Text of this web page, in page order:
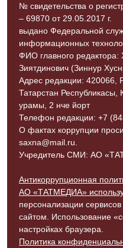
№ свидетельства о
– 69870 от 29.05.2017 г.
выдано Федеральной
информационных
ФИО главного редактора:
Зиятдинович (Зиннур
Адрес редакции: 420066,
Татарстан
урамы, 2 нче йорт
Телефон редакции: +7
О фактах коррупции
saxna@mail.ru.
Учредитель СМИ: АО
Антикоррупционная
АО «ТАТМЕДИА»
персонализации
сайтом. Использование
настройках браузера.
Политика